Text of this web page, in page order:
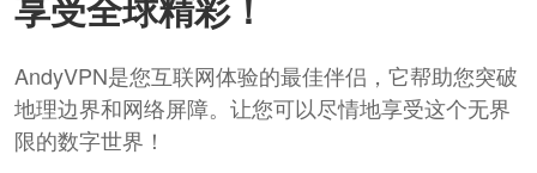
AndyVPN是您互联网体验的最佳伴侣，它帮助您突破
地理边界和网络屏障。让您可以尽情地享受这个无界
限的数字世界！